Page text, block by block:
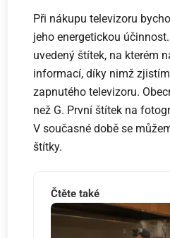
Při nákupu televizoru
jeho energetickou
uvedený štítek, na kterém
informací, díky nimž
zapnutého televizoru.
než G. První štítek na
V současné době se
štítky.
Čtěte také